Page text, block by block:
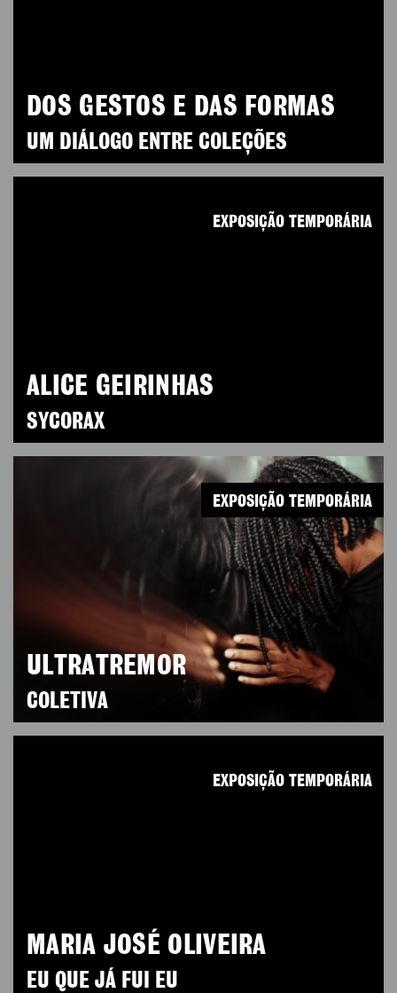
DOS GESTOS E DAS FORMAS
UM DIÁLOGO ENTRE COLEÇÕES
ALICE GEIRINHAS
SYCORAX
EXPOSIÇÃO TEMPORÁRIA
ULTRATREMOR
COLETIVA
EXPOSIÇÃO TEMPORÁRIA
MARIA JOSÉ OLIVEIRA
EU QUE JÁ FUI EU
EXPOSIÇÃO TEMPORÁRIA